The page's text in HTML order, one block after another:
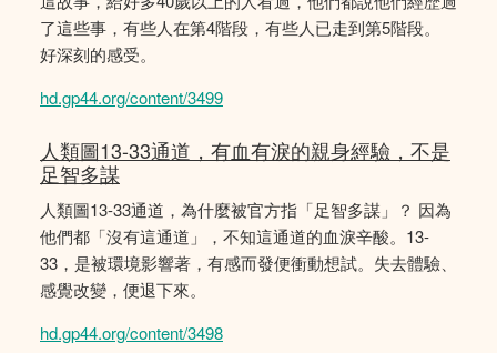
了這些事，有些人在第4階段，有些人已走到第5階段。
好深刻的感受。
hd.gp44.org/content/3499
人類圖13-33通道，有血有淚的親身經驗，不是
足智多謀
人類圖13-33通道，為什麼被官方指「足智多謀」？ 因為
他們都「沒有這通道」，不知這通道的血淚辛酸。13-
33，是被環境影響著，有感而發便衝動想試。失去體驗、
感覺改變，便退下來。
hd.gp44.org/content/3498